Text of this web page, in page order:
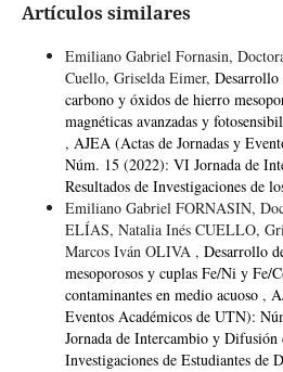
Artículos similares
Emiliano Gabriel Fornasin,
Cuello, Griselda Eimer, Desarrollo
carbono y óxidos de hierro
magnéticas avanzadas y
, AJEA (Actas de Jornadas y
Núm. 15 (2022): VI Jornada de
Resultados de Investigaciones de
Emiliano Gabriel FORNASIN,
ELÍAS, Natalia Inés CUELLO,
Marcos Iván OLIVA , Desarrollo
mesoporosos y cuplas Fe/Ni y Fe/
contaminantes en medio acuoso ,
Eventos Académicos de UTN):
Jornada de Intercambio y Difusión
Investigaciones de Estudiantes de